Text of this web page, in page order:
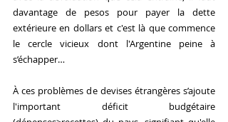
davantage de pesos pour payer la dette
extérieure en dollars et c'est là que commence
le cercle vicieux dont l'Argentine peine à
s’échapper…
À ces problèmes de devises étrangères s’ajoute
l'important déficit budgétaire